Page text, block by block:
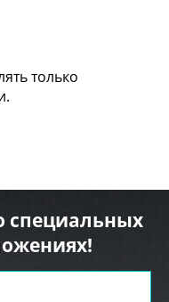
только
специальных